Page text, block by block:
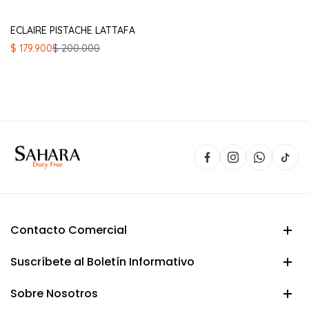
ECLAIRE PISTACHE LATTAFA
$200.000
El
$ 179.900
El
Contacto Comercial
Suscríbete al Boletín Informativo
Sobre Nosotros